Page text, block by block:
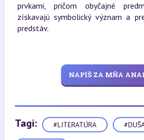
prvkami, pričom obyčajné
získavajú symbolický význam a
predstáv.
NAPÍŠ ZA MŇA
Tagi: #LITERATÚRA